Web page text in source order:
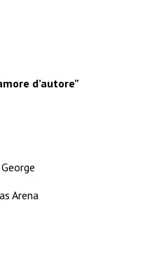
d’autore”
Arena